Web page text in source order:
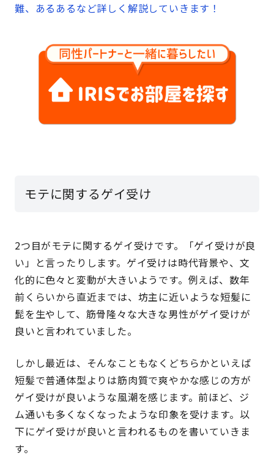
難、あるあるなど詳しく解説していきます！
モテに関するゲイ受け
2つ目がモテに関するゲイ受けです。「ゲイ受けが良
い」と言ったりします。ゲイ受けは時代背景や、文
化的に色々と変動が大きいようです。例えば、数年
前くらいから直近までは、坊主に近いような短髪に
髭を生やして、筋骨隆々な大きな男性がゲイ受けが
良いと言われていました。
しかし最近は、そんなこともなくどちらかといえば
短髪で普通体型よりは筋肉質で爽やかな感じの方が
ゲイ受けが良いような風潮を感じます。前ほど、ジ
ム通いも多くなくなったような印象を受けます。以
下にゲイ受けが良いと言われるものを書いていきま
す。